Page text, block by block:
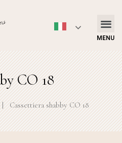
MENU
CO 18
| Cassettiera shabby CO 18